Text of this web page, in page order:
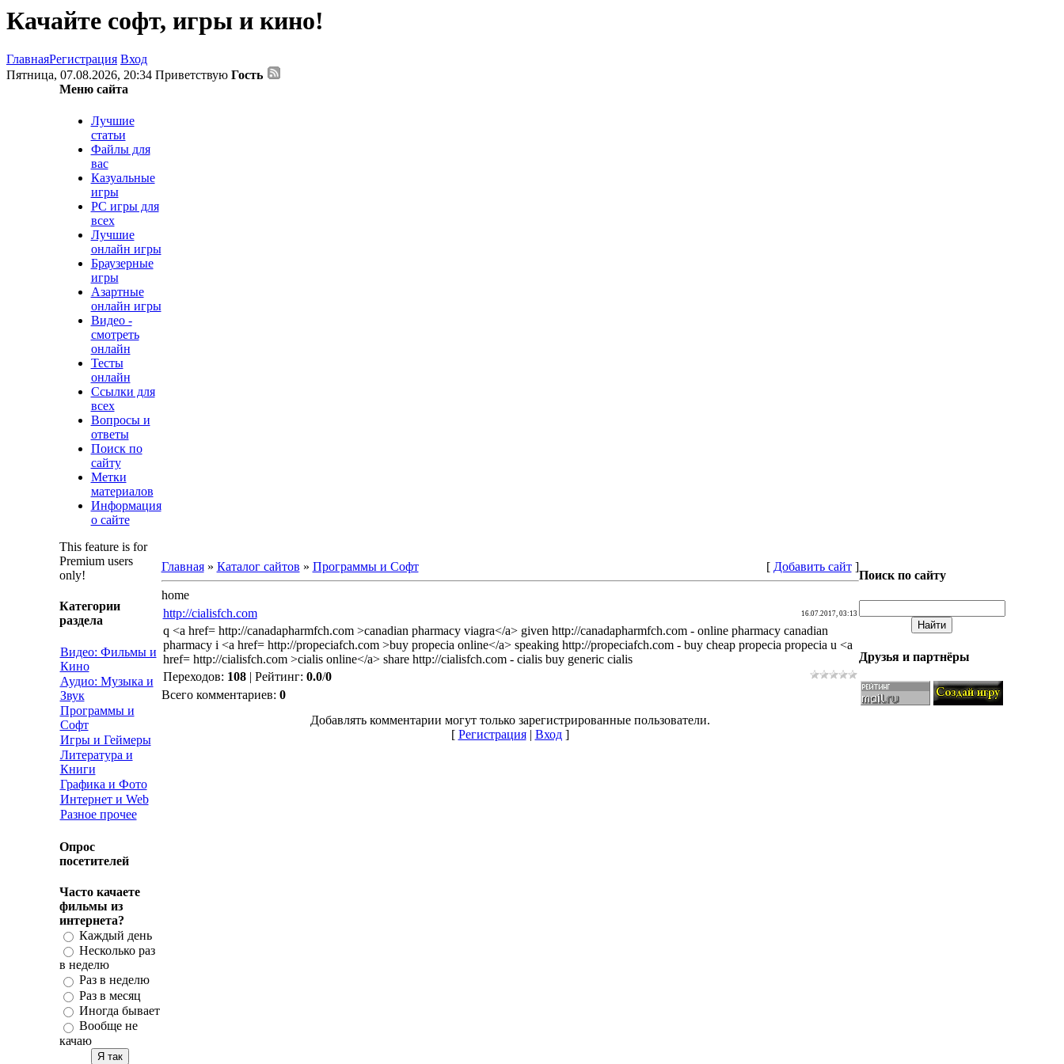
Качайте софт, игры и кино!
ГлавнаяРегистрация Вход
Пятница, 07.08.2026, 20:34 Приветствую Гость
Меню сайта
Лучшие
статьи
Файлы для
вас
Казуальные
игры
PC игры для
всех
Лучшие
онлайн игры
Браузерные
игры
Азартные
онлайн игры
Видео -
смотреть
онлайн
Тесты
онлайн
Ссылки для
всех
Вопросы и
ответы
Поиск по
сайту
Метки
материалов
Информация
о сайте
This feature is for
Premium users
only!
Категории
раздела
Видео: Фильмы и
Кино
Аудио: Музыка и
Звук
Программы и
Софт
Игры и Геймеры
Литература и
Книги
Графика и Фото
Интернет и Web
Разное прочее
Опрос
посетителей
Часто качаете
фильмы из
интернета?
Каждый день
Несколько раз
в неделю
Раз в неделю
Раз в месяц
Иногда бывает
Вообще не
качаю
Главная» Каталог сайтов » Программы и Софт [ Добавить сайт]
home
http://cialisfch.com
16.07.2017, 03:13
q <a href= http://canadapharmfch.com >canadian pharmacy viagra</a> given http://canadapharmfch.com - online pharmacy canadian
pharmacy i <a href= http://propeciafch.com >buy propecia online</a> speaking http://propeciafch.com - buy cheap propecia propecia u <a
href= http://cialisfch.com >cialis online</a> share http://cialisfch.com - cialis buy generic cialis
Переходов: 108| Рейтинг: 0.0/0
Всего комментариев: 0
Добавлять комментарии могут только зарегистрированные пользователи.
[ Регистрация| Вход]
Поиск по сайту
Друзья и партнёры